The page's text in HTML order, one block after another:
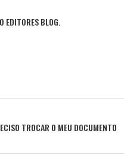
EDITORES BLOG.
TROCAR O MEU DOCUMENTO